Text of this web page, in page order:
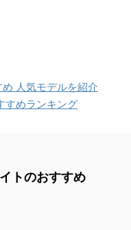
人気モデルを紹介
すめランキング
トのおすすめ